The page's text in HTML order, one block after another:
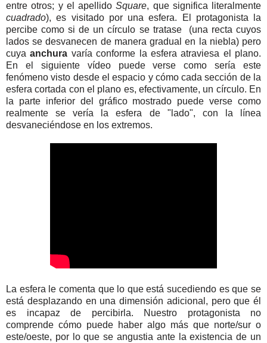
entre otros; y el apellidoSquare, que significa literalmente
cuadrado), es visitado por una esfera. El protagonista la
percibe como si de un círculo se tratase (una recta cuyos
lados se desvanecen de manera gradual en la niebla) pero
cuyaanchura varía conforme la esfera atraviesa el plano.
En el siguiente vídeo puede verse como sería este
fenómeno visto desde el espacio y cómo cada sección de la
esfera cortada con el plano es, efectivamente, un círculo. En
la parte inferior del gráfico mostrado puede verse como
realmente se vería la esfera de "lado", con la línea
desvaneciéndose en los extremos.
La esfera le comenta que lo que está sucediendo es que se
está desplazando en una dimensión adicional, pero que él
es incapaz de percibirla. Nuestro protagonista no
comprende cómo puede haber algo más que norte/sur o
este/oeste, por lo que se angustia ante la existencia de un